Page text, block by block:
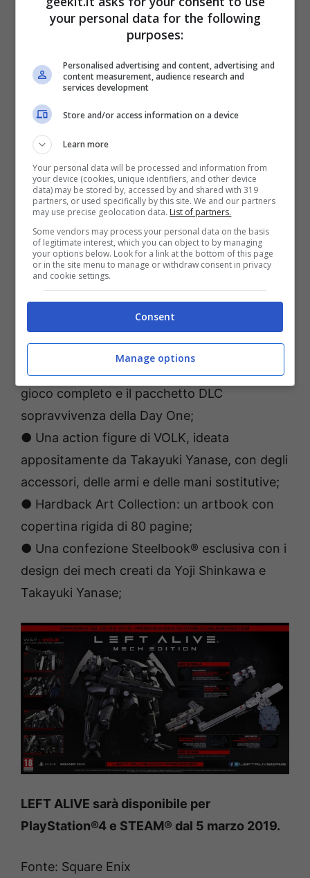
antiproiettile leggero, il pacchetto recupero,
l’arma Klyuch e il pacchetto granate.
acquistare una MECH EDITION disponibile in
quantità limitate, che può essere già
prenotata sullo SQUARE ENIX Store al prezzo
di 159,99 €. Oltre ad una confezione da
collezione, la MECH EDITION include:
● La Day One Edition del gioco, che include il
gioco completo e il pacchetto DLC
sopravvivenza della Day One;
● Una action figure di VOLK, ideata
appositamente da Takayuki Yanase, con degli
accessori, delle armi e delle mani sostitutive;
● Hardback Art Collection: un artbook con
copertina rigida di 80 pagine;
● Una confezione Steelbook® esclusiva con i
design dei mech creati da Yoji Shinkawa e
Takayuki Yanase;
LEFT ALIVE sarà disponibile per
PlayStation®4 e STEAM® dal 5 marzo 2019.
Fonte: Square Enix
your personal data for the following
purposes:
Personalised advertising and content, advertising and
content measurement, audience research and
services development
Store and/or access information on a device
Learn more
Your personal data will be processed and information from
your device (cookies, unique identifiers, and other device
data) may be stored by, accessed by and shared with 319
partners, or used specifically by this site. We and our partners
may use precise geolocation data. List of partners.
Some vendors may process your personal data on the basis
of legitimate interest, which you can object to by managing
your options below. Look for a link at the bottom of this page
or in the site menu to manage or withdraw consent in privacy
and cookie settings.
Consent
Manage options